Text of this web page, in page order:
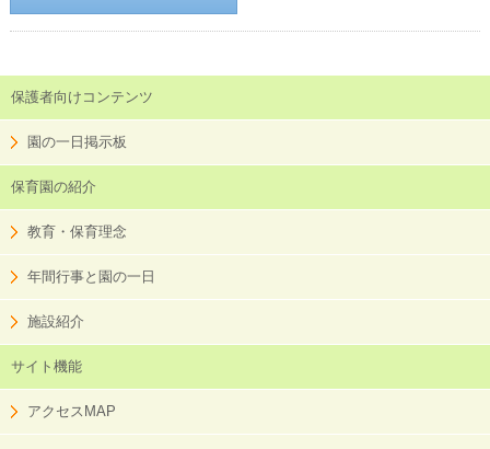
保護者向けコンテンツ
園の一日掲示板
保育園の紹介
教育・保育理念
年間行事と園の一日
施設紹介
サイト機能
アクセスMAP